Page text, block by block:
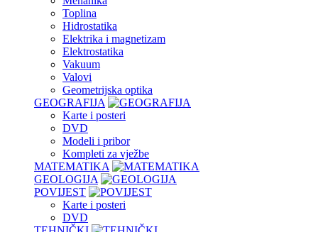
Toplina
Hidrostatika
Elektrika i magnetizam
Elektrostatika
Vakuum
Valovi
Geometrijska optika
GEOGRAFIJA
Karte i posteri
DVD
Modeli i pribor
Kompleti za vježbe
MATEMATIKA
GEOLOGIJA
POVIJEST
Karte i posteri
DVD